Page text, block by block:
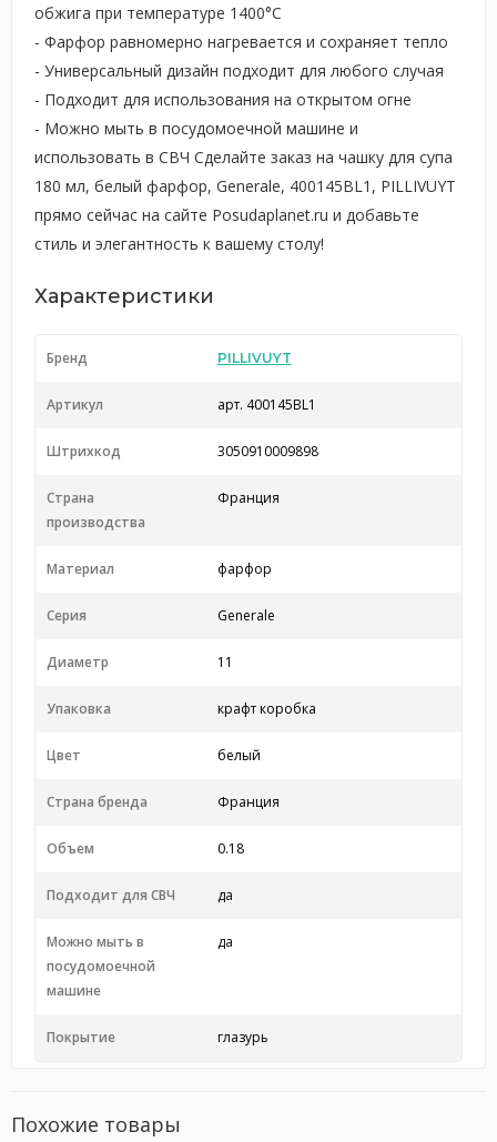
обжига при температуре 1400°С
- Фарфор равномерно нагревается и сохраняет тепло
- Универсальный дизайн подходит для любого случая
- Подходит для использования на открытом огне
- Можно мыть в посудомоечной машине и
использовать в СВЧ Сделайте заказ на чашку для супа
180 мл, белый фарфор, Generale, 400145BL1, PILLIVUYT
прямо сейчас на сайте Posudaplanet.ru и добавьте
стиль и элегантность к вашему столу!
Характеристики
Бренд PILLIVUYT
Артикул арт. 400145BL1
Штрихкод 3050910009898
Страна
производства
Франция
Материал фарфор
Серия Generale
Диаметр 11
Упаковка крафт коробка
Цвет белый
Страна бренда Франция
Объем 0.18
Подходит для СВЧ да
Можно мыть в
посудомоечной
машине
да
Покрытие глазурь
Похожие товары